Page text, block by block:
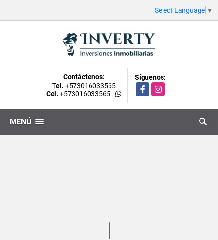
Select Language ▼
Contáctenos:
Tel. +573016033565
Cel. +573016033565-
Síguenos:
FacebookInstagram
MENÚ